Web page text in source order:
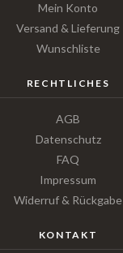
Mein Konto
Versand & Lieferung
Wunschliste
RECHTLICHES
AGB
Datenschutz
FAQ
Impressum
Widerruf & Rückgabe
KONTAKT